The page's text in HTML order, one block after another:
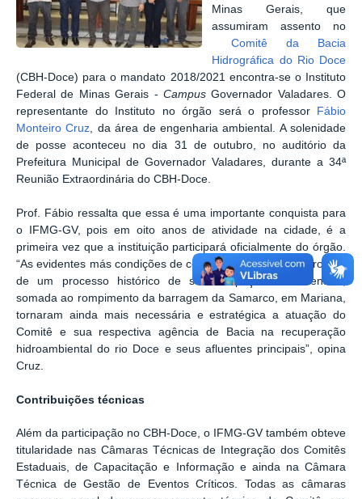
Minas Gerais, que
assumiram assento no
Comitê da Bacia
Hidrográfica do Rio Doce
(CBH-Doce) para o mandato 2018/2021 encontra-se o Instituto
Federal de Minas Gerais - CampusGovernador Valadares. O
representante do Instituto no órgão será o professor
Fábio
Monteiro Cruz, da área de engenharia ambiental. A solenidade
de posse aconteceu no dia 31 de outubro, no auditório da
Prefeitura Municipal de Governador Valadares, durante a 34ª
Reunião Extraordinária do CBH-Doce.
Prof. Fábio ressalta que essa é uma importante conquista para
o IFMG-GV, pois em oito anos de atividade na cidade, é a
primeira vez que a instituição participará oficialmente do órgão.
“As evidentes más condições de conservação da Bacia, produto
de um processo histórico de sua ocupação desordenada,
somada ao rompimento da barragem da Samarco, em Mariana,
tornaram ainda mais necessária e estratégica a atuação do
Comitê e sua respectiva agência de Bacia na recuperação
hidroambiental do rio Doce e seus afluentes principais”, opina
Cruz.
Contribuições técnicas
Além da participação no CBH-Doce, o IFMG-GV também obteve
titularidade nas Câmaras Técnicas de Integração dos Comitês
Estaduais, de Capacitação e Informação e ainda na Câmara
Técnica de Gestão de Eventos Críticos. Todas as câmaras